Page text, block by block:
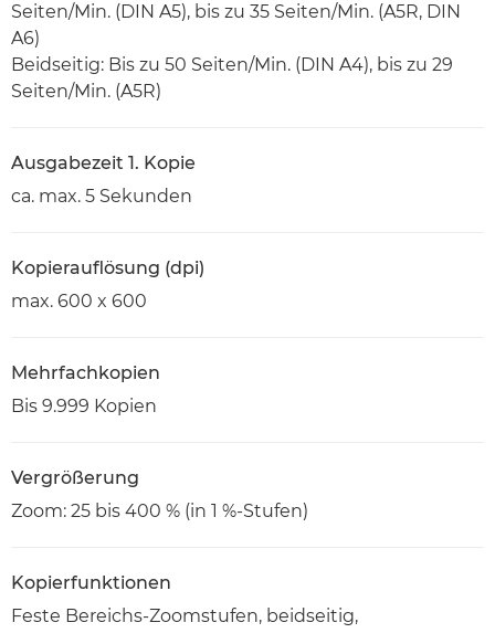
Seiten/Min. (DIN A5), bis zu 35 Seiten/Min. (A5R, DIN
A6)
Beidseitig: Bis zu 50 Seiten/Min. (DIN A4), bis zu 29
Seiten/Min. (A5R)
Ausgabezeit 1. Kopie
ca. max. 5 Sekunden
Kopierauflösung (dpi)
max. 600 x 600
Mehrfachkopien
Bis 9.999 Kopien
Vergrößerung
Zoom: 25 bis 400 % (in 1 %-Stufen)
Kopierfunktionen
Feste Bereichs-Zoomstufen, beidseitig,